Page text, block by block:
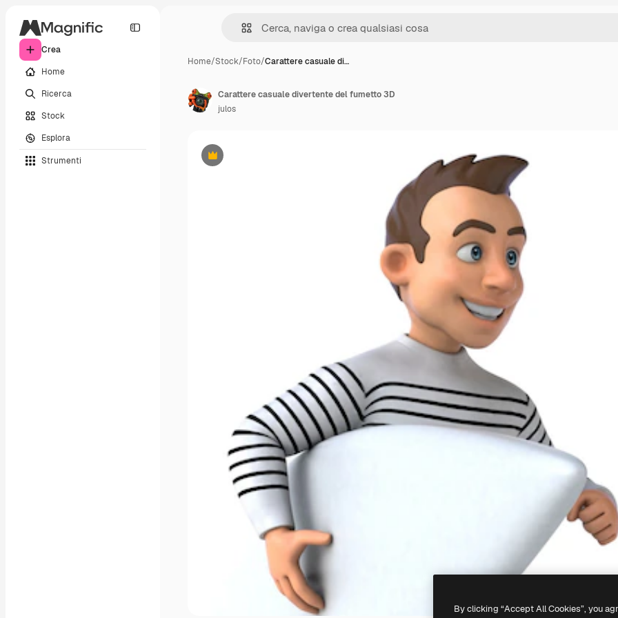
Crea
Home
Ricerca
Stock
Esplora
Strumenti
Home/Stock/Foto/Carattere casuale di…
Premium
Carattere casuale divertente del fumetto 3D
julos
By clicking “Accept All Cookies”, you